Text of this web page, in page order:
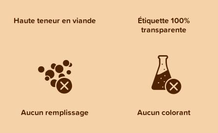
Haute teneur en viande
Étiquette 100%
transparente
Aucun remplissage Aucun colorant